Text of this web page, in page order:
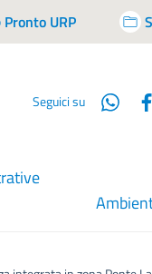
Pronto URP
Seguici su